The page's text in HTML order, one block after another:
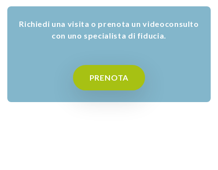
Richiedi una visita o prenota un videoconsulto
con uno specialista di fiducia.
PRENOTA